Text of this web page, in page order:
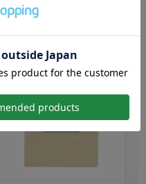
商品ページへ